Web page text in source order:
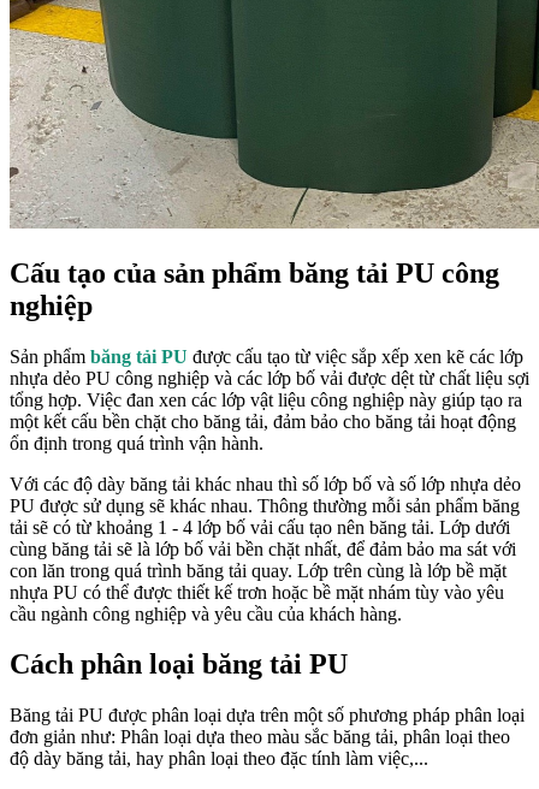
Cấu tạo của sản phẩm băng tải PU công
nghiệp
Sản phẩm băng tải PU được cấu tạo từ việc sắp xếp xen kẽ các lớp
nhựa dẻo PU công nghiệp và các lớp bố vải được dệt từ chất liệu sợi
tổng hợp. Việc đan xen các lớp vật liệu công nghiệp này giúp tạo ra
một kết cấu bền chặt cho băng tải, đảm bảo cho băng tải hoạt động
ổn định trong quá trình vận hành.
Với các độ dày băng tải khác nhau thì số lớp bố và số lớp nhựa dẻo
PU được sử dụng sẽ khác nhau. Thông thường mỗi sản phẩm băng
tải sẽ có từ khoảng 1 - 4 lớp bố vải cấu tạo nên băng tải. Lớp dưới
cùng băng tải sẽ là lớp bố vải bền chặt nhất, để đảm bảo ma sát với
con lăn trong quá trình băng tải quay. Lớp trên cùng là lớp bề mặt
nhựa PU có thể được thiết kế trơn hoặc bề mặt nhám tùy vào yêu
cầu ngành công nghiệp và yêu cầu của khách hàng.
Cách phân loại băng tải PU
Băng tải PU được phân loại dựa trên một số phương pháp phân loại
đơn giản như: Phân loại dựa theo màu sắc băng tải, phân loại theo
độ dày băng tải, hay phân loại theo đặc tính làm việc,...